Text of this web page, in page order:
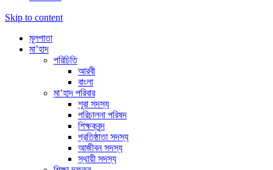
Skip to content
মূলপাতা
মা’হাদ
পরিচিতি
আরবী
বাংলা
মা’হাদ পরিবার
শূরা সদস্য
পরিচালনা পরিষদ
শিক্ষকবৃন্দ
প্রতিষ্ঠাতা সদস্য
আজীবন সদস্য
স্থায়ী সদস্য